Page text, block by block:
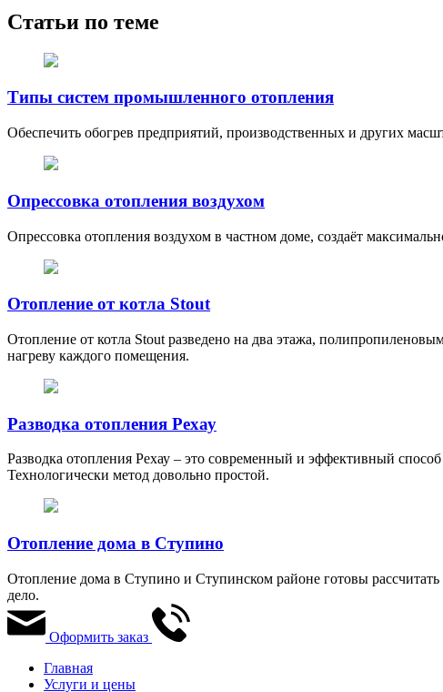
Статьи по теме
Типы систем промышленного отопления
Обеспечить обогрев предприятий, производственных и других
Опрессовка отопления воздухом
Опрессовка отопления воздухом в частном доме, создаёт
Отопление от котла Stout
Отопление от котла Stout разведено на два этажа,
нагреву каждого помещения.
Разводка отопления Рехау
Разводка отопления Рехау – это современный и эффективный
Технологически метод довольно простой.
Отопление дома в Ступино
Отопление дома в Ступино и Ступинском районе готовы
дело.
Оформить заказ
Главная
Услуги и цены